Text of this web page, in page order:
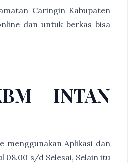
Caringin Kabupaten
dan untuk berkas bisa
INTAN
menggunakan Aplikasi dan
08.00 s/d Selesai, Selain itu